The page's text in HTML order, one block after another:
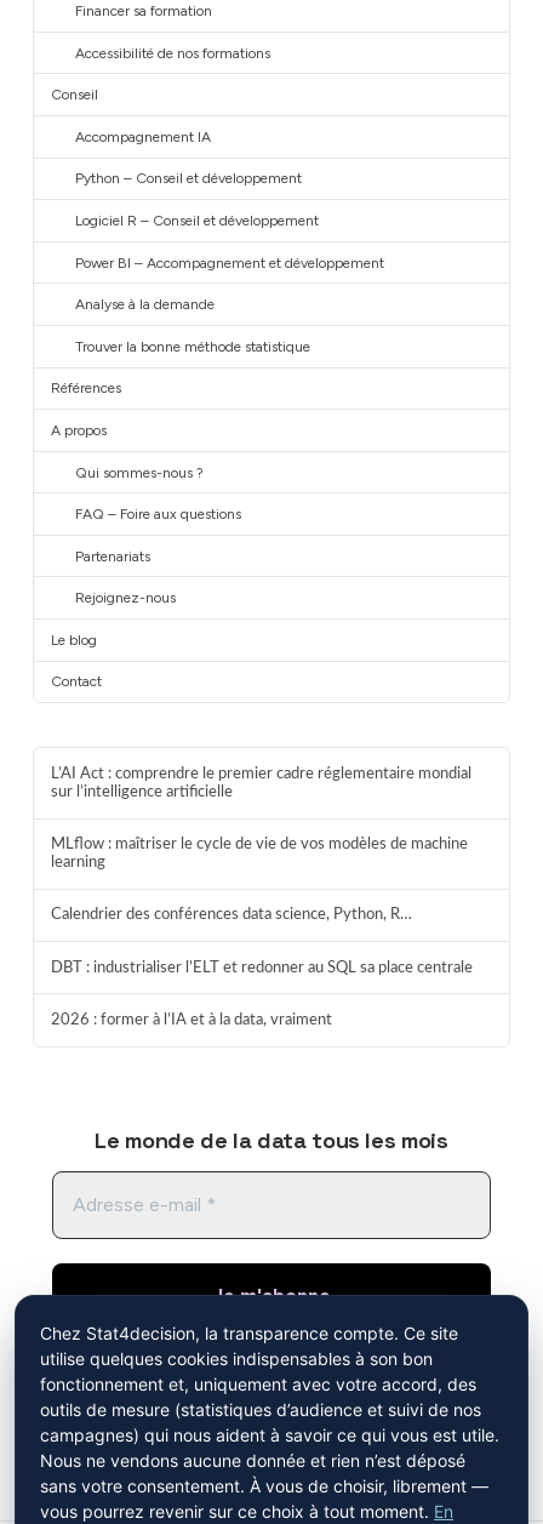
Financer sa formation
Accessibilité de nos formations
Conseil
Accompagnement IA
Python – Conseil et développement
Logiciel R – Conseil et développement
Power BI – Accompagnement et développement
Analyse à la demande
Trouver la bonne méthode statistique
Références
A propos
Qui sommes-nous ?
FAQ – Foire aux questions
Partenariats
Rejoignez-nous
Le blog
Contact
L’AI Act : comprendre le premier cadre réglementaire mondial
sur l’intelligence artificielle
MLflow : maîtriser le cycle de vie de vos modèles de machine
learning
Calendrier des conférences data science, Python, R…
DBT : industrialiser l’ELT et redonner au SQL sa place centrale
2026 : former à l’IA et à la data, vraiment
Le monde de la data tous les mois
En cliquant sur "je m'abonne", vous acceptez de
recevoir notre newsletter. Vous avez pris
connaissance de notrepolitique de
confidentialité
Chez Stat4decision, la transparence compte. Ce site
utilise quelques cookies indispensables à son bon
fonctionnement et, uniquement avec votre accord, des
outils de mesure (statistiques d’audience et suivi de nos
campagnes) qui nous aident à savoir ce qui vous est utile.
Nous ne vendons aucune donnée et rien n’est déposé
sans votre consentement. À vous de choisir, librement —
vous pourrez revenir sur ce choix à tout moment. En